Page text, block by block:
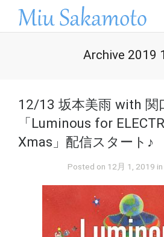
Archive 2019
12/13 坂本美雨 with 関
「Luminous for
Xmas」配信スタート♪
Posted on 12月 1, 2019 in